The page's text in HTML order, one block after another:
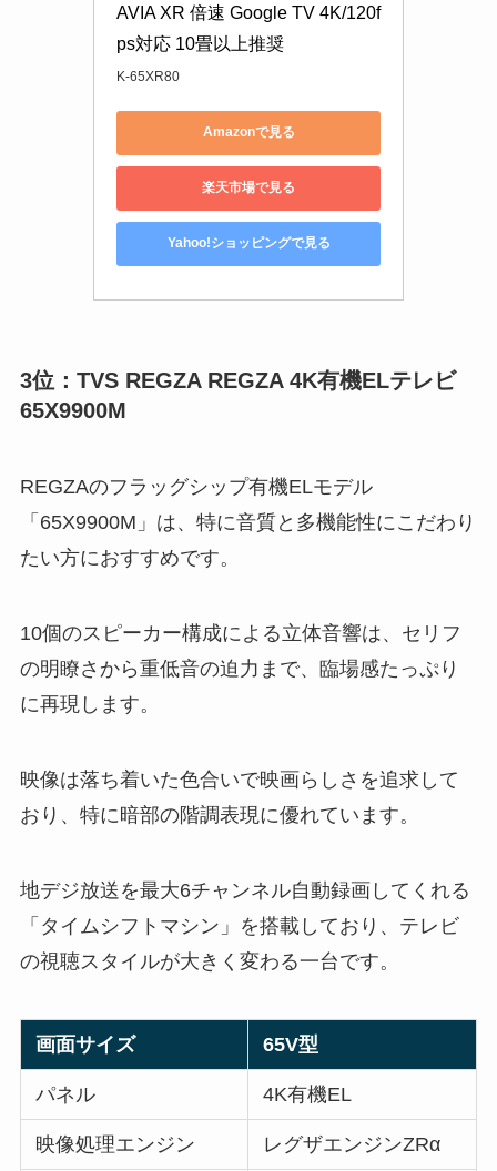
AVIA XR 倍速 Google TV 4K/120f
ps対応 10畳以上推奨
K-65XR80
Amazonで見る
楽天市場で見る
Yahoo!ショッピングで見る
3位：TVS REGZA REGZA 4K有機ELテレビ
65X9900M
REGZAのフラッグシップ有機ELモデル
「65X9900M」は、特に音質と多機能性にこだわり
たい方におすすめです。
10個のスピーカー構成による立体音響は、セリフ
の明瞭さから重低音の迫力まで、臨場感たっぷり
に再現します。
映像は落ち着いた色合いで映画らしさを追求して
おり、特に暗部の階調表現に優れています。
地デジ放送を最大6チャンネル自動録画してくれる
「タイムシフトマシン」を搭載しており、テレビ
の視聴スタイルが大きく変わる一台です。
画面サイズ 65V型
パネル 4K有機EL
映像処理エンジン レグザエンジンZRα